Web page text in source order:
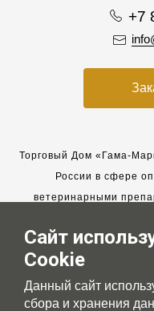
+7
Торговый Дом «Гама-
России в сфере
ветеринарными
Мы работаем с 2005
новых клиентов и
долгосрочные
Сайт
Cookie
Данный сайт
сбора и хранения